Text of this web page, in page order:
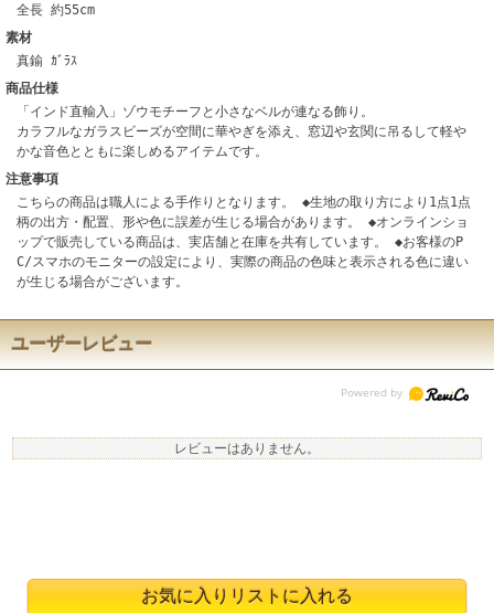
全長 約55cm
素材
真鍮 ｶﾞﾗｽ
商品仕様
「インド直輸入」ゾウモチーフと小さなベルが連なる飾り。
カラフルなガラスビーズが空間に華やぎを添え、窓辺や玄関に吊るして軽や
かな音色とともに楽しめるアイテムです。
注意事項
こちらの商品は職人による手作りとなります。 ◆生地の取り方により1点1点
柄の出方・配置、形や色に誤差が生じる場合があります。 ◆オンラインショ
ップで販売している商品は、実店舗と在庫を共有しています。 ◆お客様のP
C/スマホのモニターの設定により、実際の商品の色味と表示される色に違い
が生じる場合がございます。
ユーザーレビュー
レビューはありません。